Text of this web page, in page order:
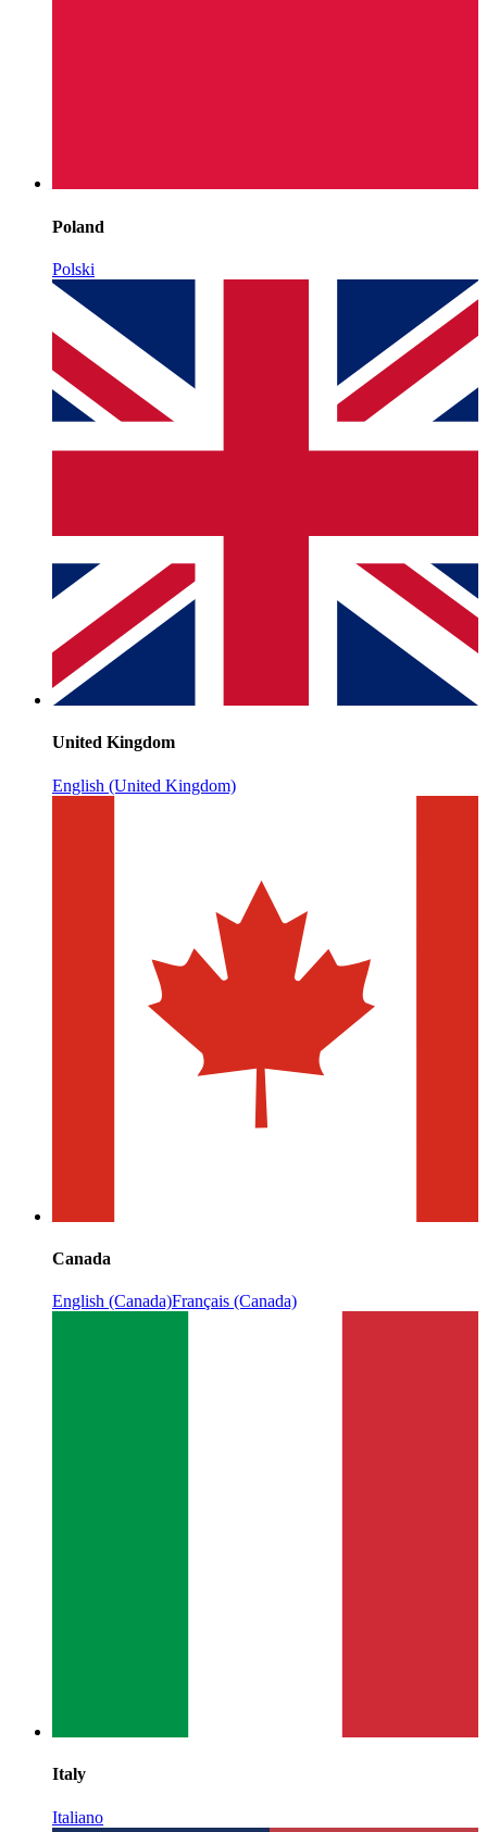
Poland
Polski
United Kingdom
English (United Kingdom)
Canada
English (Canada)Français (Canada)
Italy
Italiano